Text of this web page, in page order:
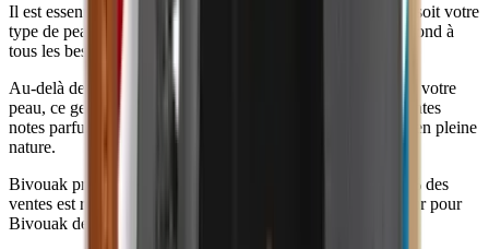
Il est essentiel d'adopter une bonne routine visage, quelque soit votre
type de peau. En bref, il s'agit d'un hydratant visage qui répond à
tous les besoins de la peau des hommes: simple et efficace.
Au-delà de protéger des agressions extérieures et d'hydrater votre
peau, ce gel hydratant naturel laisse délicatement des éclatantes
notes parfumées, boisées et sauvages qui vous transportent en pleine
nature.
Bivouak produit ses cosmétiques en France et à la main. 1% des
ventes est reversé pour la planète. Par ailleurs, il tient à coeur pour
Bivouak de ne pas tester ses produits sur des animaux.